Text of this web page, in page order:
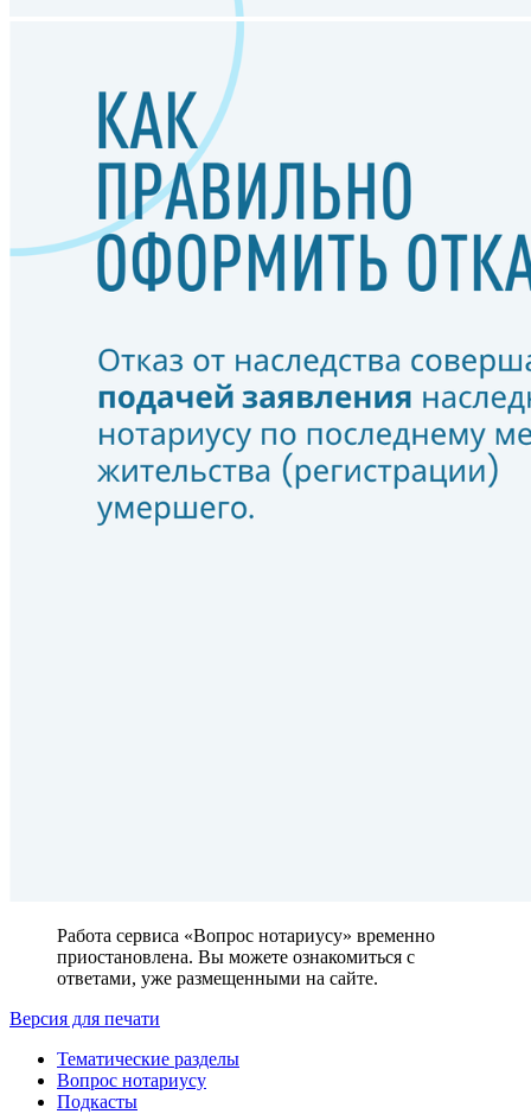
Работа сервиса «Вопрос нотариусу» временно
приостановлена. Вы можете ознакомиться с
ответами, уже размещенными на сайте.
Версия для печати
Тематические разделы
Вопрос нотариусу
Подкасты